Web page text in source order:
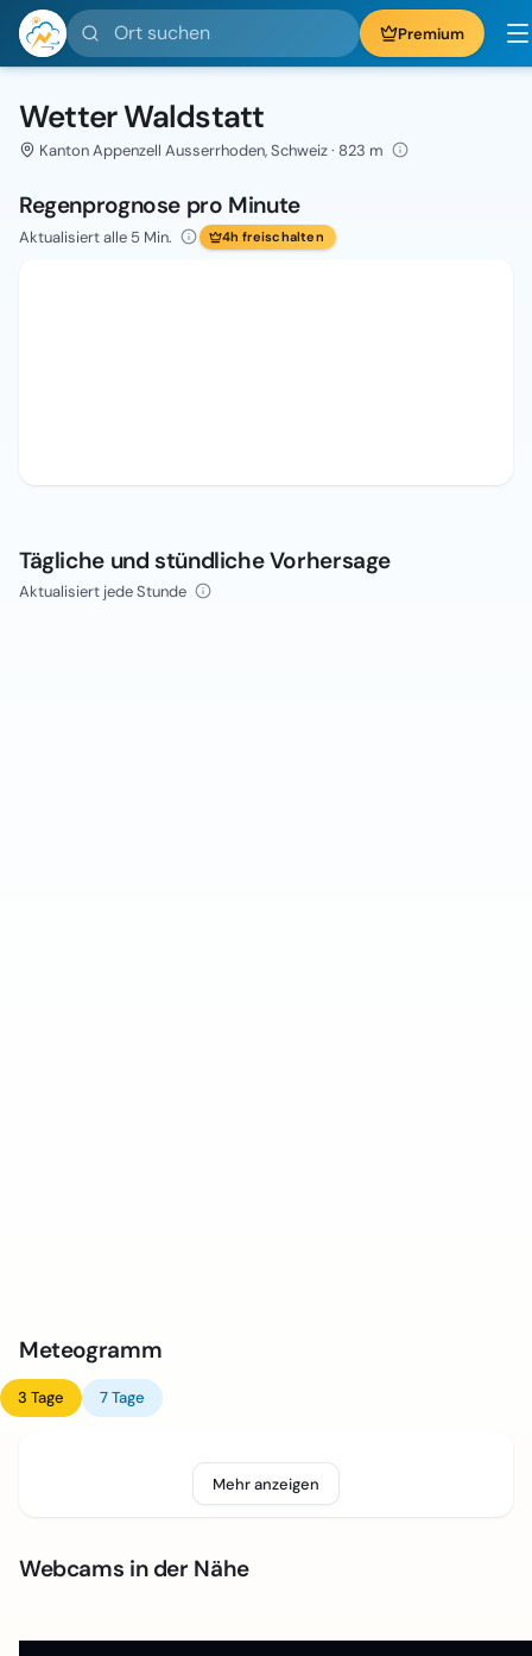
Ort suchen Premium
Wetter Waldstatt
Kanton Appenzell Ausserrhoden, Schweiz · 823 m
Regenprognose pro Minute
Aktualisiert alle 5 Min. 4h freischalten
Tägliche und stündliche Vorhersage
Aktualisiert jede Stunde
Meteogramm
3 Tage 7 Tage
Mehr anzeigen
Webcams in der Nähe